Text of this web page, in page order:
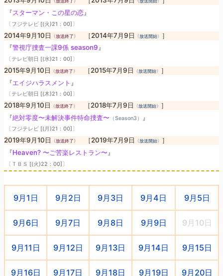
『スターマン・この星の恋』
〔フジテレビ [(火)21：00]〕
2014年9月10日 〈放送終了〉 ［2014年7月9日 〈放送開始〉
］
『警視庁捜査一課9係 season9』
〔テレビ朝日 [(水)21：00]〕
2015年9月10日 〈放送終了〉 ［2015年7月9日 〈放送開始〉
］
『エイジハラスメント 』
〔テレビ朝日 [(木)21：00]〕
2018年9月10日 〈放送終了〉 ［2018年7月9日 〈放送開始〉
］
『絶対零度〜未解決事件特命捜査〜 （Season3） 』
〔フジテレビ [(月)21：00]〕
2019年9月10日 〈放送終了〉 ［2019年7月9日 〈放送開始〉
］
『Heaven? 〜ご苦楽レストラン〜 』
〔ＴＢＳ [(火)22：00]〕
9月1日 9月2日 9月3日 9月4日 9月5日
9月6日 9月7日 9月8日 9月9日 9月10日
9月11日 9月12日 9月13日 9月14日 9月15日
9月16日 9月17日 9月18日 9月19日 9月20日